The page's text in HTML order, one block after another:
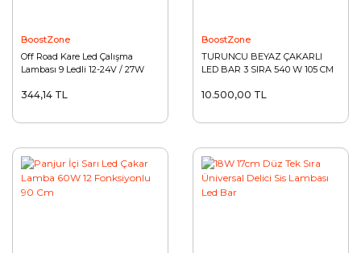
BoostZone
Off Road Kare Led Çalışma
Lambası 9 Ledli 12-24V / 27W
344,14 TL
BoostZone
TURUNCU BEYAZ ÇAKARLI
LED BAR 3 SIRA 540 W 105 CM
10.500,00 TL